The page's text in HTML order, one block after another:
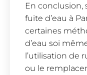
En conclusion,
fuite d’eau à
certaines
d’eau soi
l’utilisation de
ou le